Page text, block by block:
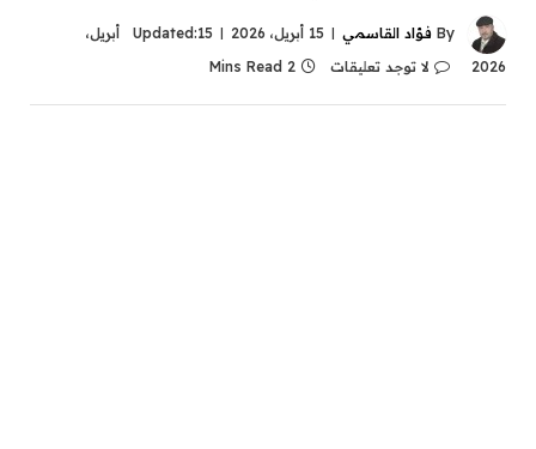
By فؤاد القاسمي 15 أبريل، 2026 Updated:
15 أبريل،
2026
لا توجد تعليقات 2 Mins Read